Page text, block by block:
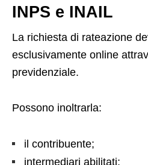
INPS e INAIL
La richiesta di rateazione
esclusivamente online
previdenziale.
Possono inoltrarla:
il contribuente;
intermediari abilitati;